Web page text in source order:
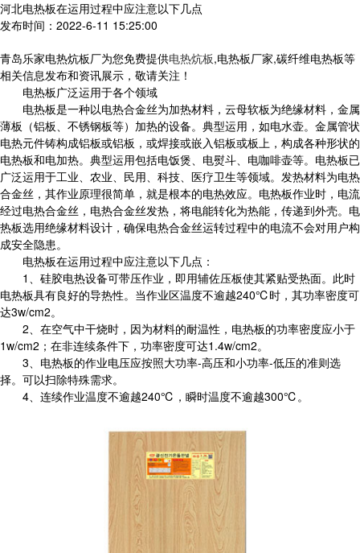
河北电热板在运用过程中应注意以下几点
发布时间：2022-6-11 15:25:00
青岛乐家电热炕板厂为您免费提供电热炕板,电热板厂家,碳纤维电热板等
相关信息发布和资讯展示，敬请关注！
电热板广泛运用于各个领域
电热板是一种以电热合金丝为加热材料，云母软板为绝缘材料，金属
薄板（铝板、不锈钢板等）加热的设备。典型运用，如电水壶。金属管状
电热元件铸构成铝板或铝板，或焊接或嵌入铝板或板上，构成各种形状的
电热板和电加热。典型运用包括电饭煲、电熨斗、电咖啡壶等。电热板已
广泛运用于工业、农业、民用、科技、医疗卫生等领域。发热材料为电热
合金丝，其作业原理很简单，就是根本的电热效应。电热板作业时，电流
经过电热合金丝，电热合金丝发热，将电能转化为热能，传递到外壳。电
热板选用绝缘材料设计，确保电热合金丝运转过程中的电流不会对用户构
成安全隐患。
电热板在运用过程中应注意以下几点：
1、硅胶电热设备可带压作业，即用辅佐压板使其紧贴受热面。此时
电热板具有良好的导热性。当作业区温度不逾越240℃时，其功率密度可
达3w/cm2。
2、在空气中干烧时，因为材料的耐温性，电热板的功率密度应小于
1w/cm2；在非连续条件下，功率密度可达1.4w/cm2。
3、电热板的作业电压应按照大功率-高压和小功率-低压的准则选
择。可以扫除特殊需求。
4、连续作业温度不逾越240℃，瞬时温度不逾越300℃。